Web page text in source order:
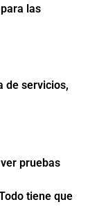
las
de servicios,
pruebas
tiene que